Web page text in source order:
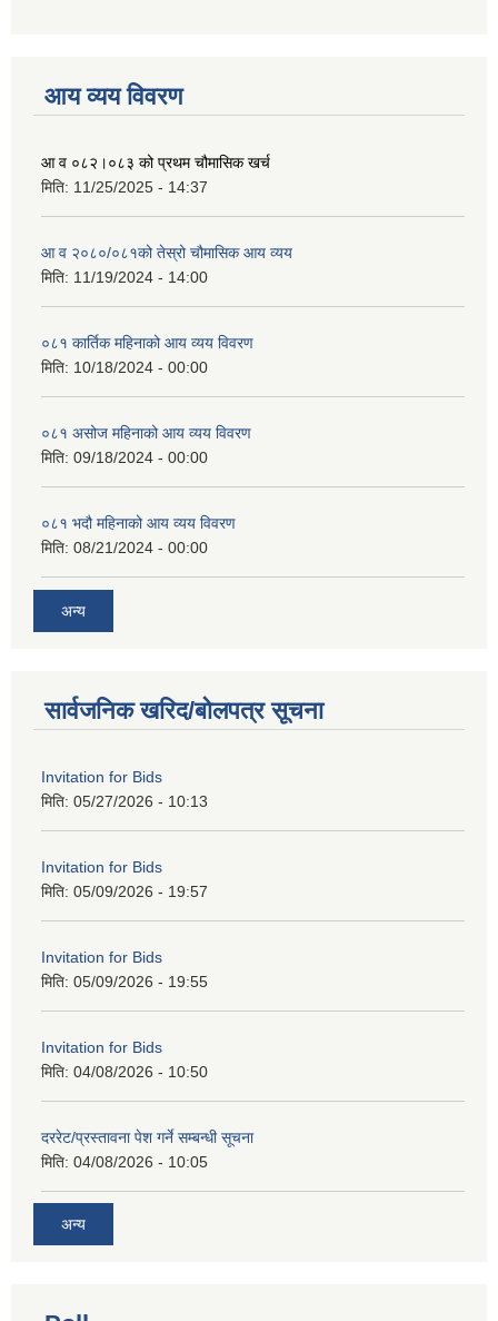
आय व्यय विवरण
आ व ०८२।०८३ को प्रथम चौमासिक खर्च
मिति: 11/25/2025 - 14:37
आ व २०८०/०८१को तेस्रो चौमासिक आय व्यय
मिति: 11/19/2024 - 14:00
०८१ कार्तिक महिनाको आय व्यय विवरण
मिति: 10/18/2024 - 00:00
०८१ असोज महिनाको आय व्यय विवरण
मिति: 09/18/2024 - 00:00
०८१ भदौ महिनाको आय व्यय विवरण
मिति: 08/21/2024 - 00:00
अन्य
सार्वजनिक खरिद/बोलपत्र सूचना
Invitation for Bids
मिति: 05/27/2026 - 10:13
Invitation for Bids
मिति: 05/09/2026 - 19:57
Invitation for Bids
मिति: 05/09/2026 - 19:55
Invitation for Bids
मिति: 04/08/2026 - 10:50
दररेट/प्रस्तावना पेश गर्ने सम्बन्धी सूचना
मिति: 04/08/2026 - 10:05
अन्य